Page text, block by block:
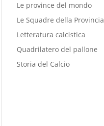
Le province del mondo
Le Squadre della Provincia
Letteratura calcistica
Quadrilatero del pallone
Storia del Calcio